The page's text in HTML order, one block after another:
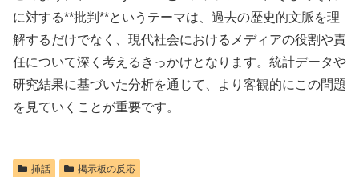
に対する**批判**というテーマは、過去の歴史的文脈を理
解するだけでなく、現代社会におけるメディアの役割や責
任について深く考えるきっかけとなります。統計データや
研究結果に基づいた分析を通じて、より客観的にこの問題
を見ていくことが重要です。
挿話 掲示板の反応